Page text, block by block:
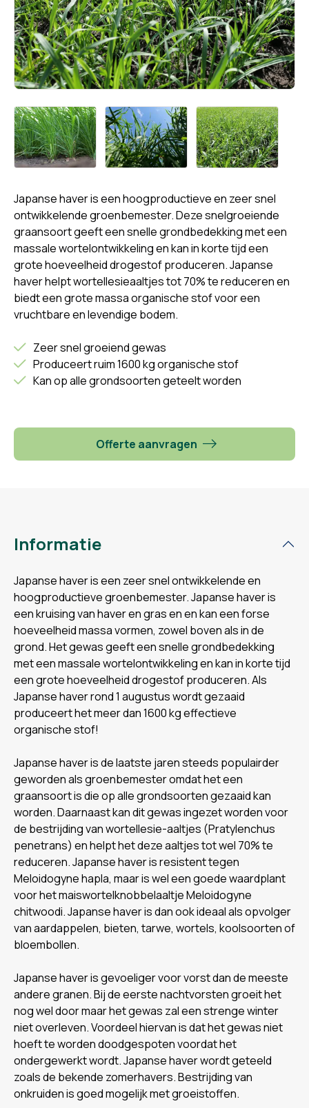
Japanse haver is een hoogproductieve en zeer snel
ontwikkelende groenbemester. Deze snelgroeiende
graansoort geeft een snelle grondbedekking met een
massale wortelontwikkeling en kan in korte tijd een
grote hoeveelheid drogestof produceren. Japanse
haver helpt wortellesieaaltjes tot 70% te reduceren en
biedt een grote massa organische stof voor een
vruchtbare en levendige bodem.
Zeer snel groeiend gewas
Produceert ruim 1600 kg organische stof
Kan op alle grondsoorten geteelt worden
Offerte aanvragen
Informatie
Japanse haver is een zeer snel ontwikkelende en
hoogproductieve groenbemester. Japanse haver is
een kruising van haver en gras en en kan een forse
hoeveelheid massa vormen, zowel boven als in de
grond. Het gewas geeft een snelle grondbedekking
met een massale wortelontwikkeling en kan in korte tijd
een grote hoeveelheid drogestof produceren. Als
Japanse haver rond 1 augustus wordt gezaaid
produceert het meer dan 1600 kg effectieve
organische stof!
Japanse haver is de laatste jaren steeds populairder
geworden als groenbemester omdat het een
graansoort is die op alle grondsoorten gezaaid kan
worden. Daarnaast kan dit gewas ingezet worden voor
de bestrijding van wortellesie-aaltjes (Pratylenchus
penetrans) en helpt het deze aaltjes tot wel 70% te
reduceren. Japanse haver is resistent tegen
Meloidogyne hapla, maar is wel een goede waardplant
voor het maiswortelknobbelaaltje Meloidogyne
chitwoodi. Japanse haver is dan ook ideaal als opvolger
van aardappelen, bieten, tarwe, wortels, koolsoorten of
bloembollen.
Japanse haver is gevoeliger voor vorst dan de meeste
andere granen. Bij de eerste nachtvorsten groeit het
nog wel door maar het gewas zal een strenge winter
niet overleven. Voordeel hiervan is dat het gewas niet
hoeft te worden doodgespoten voordat het
ondergewerkt wordt. Japanse haver wordt geteeld
zoals de bekende zomerhavers. Bestrijding van
onkruiden is goed mogelijk met groeistoffen.